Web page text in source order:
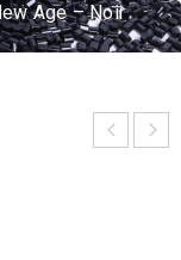
Age – Noir